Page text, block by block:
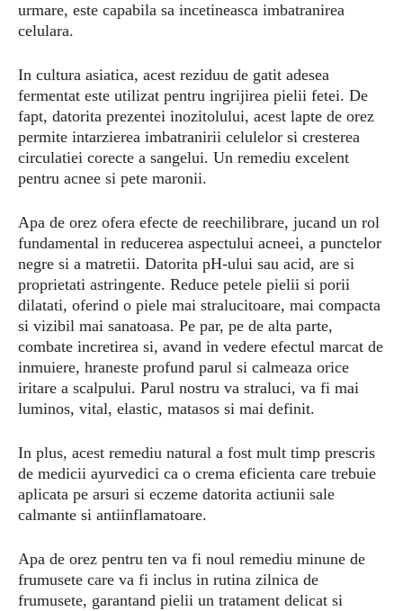
urmare, este capabila sa incetineasca imbatranirea
celulara.
In cultura asiatica, acest reziduu de gatit adesea
fermentat este utilizat pentru ingrijirea pielii fetei. De
fapt, datorita prezentei inozitolului, acest lapte de orez
permite intarzierea imbatranirii celulelor si cresterea
circulatiei corecte a sangelui. Un remediu excelent
pentru acnee si pete maronii.
Apa de orez ofera efecte de reechilibrare, jucand un rol
fundamental in reducerea aspectului acneei, a punctelor
negre si a matretii. Datorita pH-ului sau acid, are si
proprietati astringente. Reduce petele pielii si porii
dilatati, oferind o piele mai stralucitoare, mai compacta
si vizibil mai sanatoasa. Pe par, pe de alta parte,
combate incretirea si, avand in vedere efectul marcat de
inmuiere, hraneste profund parul si calmeaza orice
iritare a scalpului. Parul nostru va straluci, va fi mai
luminos, vital, elastic, matasos si mai definit.
In plus, acest remediu natural a fost mult timp prescris
de medicii ayurvedici ca o crema eficienta care trebuie
aplicata pe arsuri si eczeme datorita actiunii sale
calmante si antiinflamatoare.
Apa de orez pentru ten va fi noul remediu minune de
frumusete care va fi inclus in rutina zilnica de
frumusete, garantand pielii un tratament delicat si